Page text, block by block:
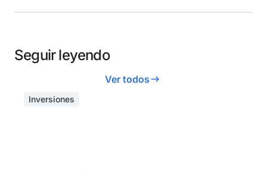
Seguir leyendo
Ver todos
Inversiones